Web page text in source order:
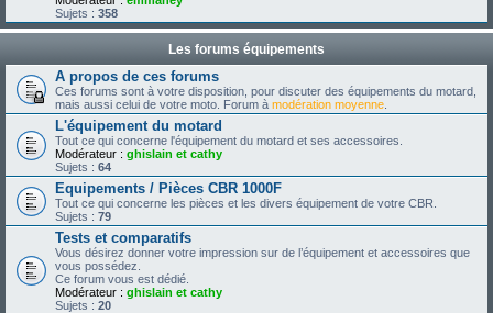
Sujets : 358
Les forums équipements
A propos de ces forums
Ces forums sont à votre disposition, pour discuter des équipements du motard,
mais aussi celui de votre moto. Forum à modération moyenne
L'équipement du motard
Tout ce qui concerne l'équipement du motard et ses accessoires.
Modérateur : ghislain et cathy
Sujets : 64
Equipements / Pièces CBR 1000F
Tout ce qui concerne les pièces et les divers équipement de votre CBR.
Sujets : 79
Tests et comparatifs
Vous désirez donner votre impression sur de l’équipement et accessoires que
vous possédez.
Ce forum vous est dédié.
Modérateur : ghislain et cathy
Sujets : 20